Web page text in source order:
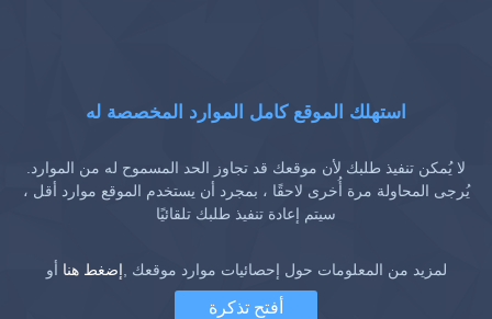
استهلك الموقع كامل الموارد المخصصة له
لا يُمكن تنفيذ طلبك لأن موقعك قد تجاوز الحد المسموح له من الموارد.
يُرجى المحاولة مرة أُخرى لاحقًا ، بمجرد أن يستخدم الموقع موارد أقل ،
سيتم إعادة تنفيذ طلبك تلقائيًا
لمزيد من المعلومات حول إحصائيات موارد موقعك ,إضغط هنا أو
أفتح تذكرة